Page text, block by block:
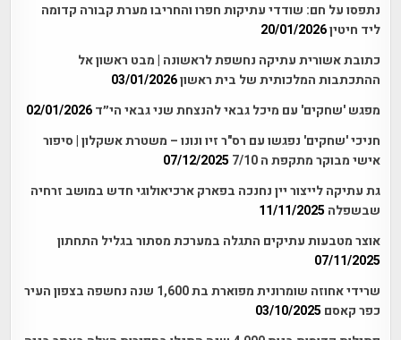
נתפסו על חם: שודדי עתיקות חפרו והחריבו מערת קבורה קדומה
ליד חיטין20/01/2026
כתובת אשורית עתיקה נחשפת לראשונה | מבט ראשון אל
ההתכתבות המלכותית של בית ראשון03/01/2026
מפגש 'שחקים' עם מיכל גבאי להנצחת שני גבאי הי״ד 02/01/2026
חניכי 'שחקים' נפגשו עם רס"ר זיו ונונו – משטרת אשקלון | סיפור
אישי מבוקר מתקפת ה 7/10
07/12/2025
גת עתיקה לייצור יין נחנכה בפארק ארכיאולוגי חדש במושב זרחיה
שבשפלה 11/11/2025
אוצר מטבעות עתיקים התגלה במערכת מסתור בגליל התחתון
07/11/2025
שרידי אחוזה שומרונית מפוארת בת 1,600 שנה נחשפה בצפון העיר
כפר קאסם 03/10/2025